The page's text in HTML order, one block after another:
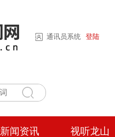
通讯员系统 登陆
新闻资讯 视听龙山